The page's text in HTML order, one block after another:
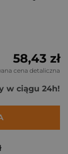
58,43 zł
cena detaliczna
w ciągu 24h!